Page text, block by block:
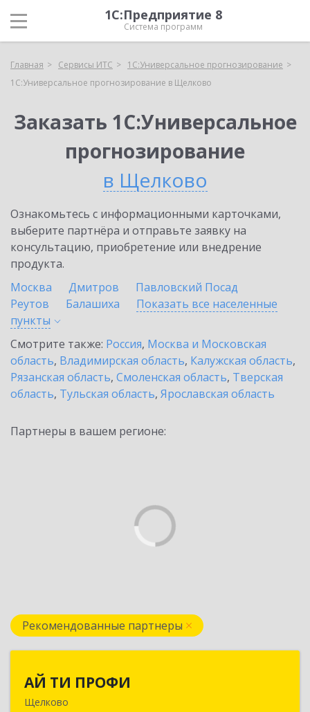
1С:Предприятие 8
Система программ
Главная Сервисы ИТС
1С:Универсальное прогнозирование
1С:Универсальное прогнозирование в Щелково
Заказать 1С:Универсальное
прогнозирование
в Щелково
Ознакомьтесь с информационными карточками,
выберите партнёра и отправьте заявку на
консультацию, приобретение или внедрение
продукта.
Москва
Дмитров
Павловский Посад
Реутов
Балашиха
Показать все населенные
пункты
Смотрите также: Россия, Москва и Московская
область, Владимирская область, Калужская область,
Рязанская область, Смоленская область, Тверская
область, Тульская область, Ярославская область
Партнеры в вашем регионе:
Рекомендованные партнеры
АЙ ТИ ПРОФИ
Щелково